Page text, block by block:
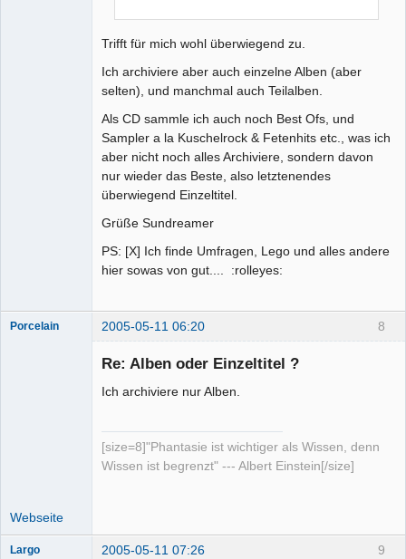
Trifft für mich wohl überwiegend zu.
Ich archiviere aber auch einzelne Alben (aber
selten), und manchmal auch Teilalben.
Als CD sammle ich auch noch Best Ofs, und
Sampler a la Kuschelrock & Fetenhits etc., was ich
aber nicht noch alles Archiviere, sondern davon
nur wieder das Beste, also letztenendes
überwiegend Einzeltitel.
Grüße Sundreamer
PS: [X] Ich finde Umfragen, Lego und alles andere
hier sowas von gut.... :rolleyes:
8
Porcelain 2005-05-11 06:20
Re: Alben oder Einzeltitel ?
Ich archiviere nur Alben.
[size=8]"Phantasie ist wichtiger als Wissen, denn
Wissen ist begrenzt" --- Albert Einstein[/size]
Webseite
9
Largo 2005-05-11 07:26